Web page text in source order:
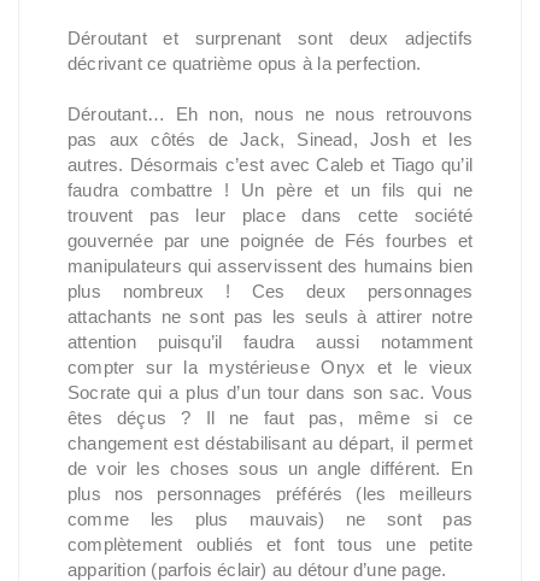
Déroutant et surprenant sont deux adjectifs
décrivant ce quatrième opus à la perfection.
Déroutant… Eh non, nous ne nous retrouvons
pas aux côtés de Jack, Sinead, Josh et les
autres. Désormais c’est avec Caleb et Tiago qu’il
faudra combattre ! Un père et un fils qui ne
trouvent pas leur place dans cette société
gouvernée par une poignée de Fés fourbes et
manipulateurs qui asservissent des humains bien
plus nombreux ! Ces deux personnages
attachants ne sont pas les seuls à attirer notre
attention puisqu’il faudra aussi notamment
compter sur la mystérieuse Onyx et le vieux
Socrate qui a plus d’un tour dans son sac. Vous
êtes déçus ? Il ne faut pas, même si ce
changement est déstabilisant au départ, il permet
de voir les choses sous un angle différent. En
plus nos personnages préférés (les meilleurs
comme les plus mauvais) ne sont pas
complètement oubliés et font tous une petite
apparition (parfois éclair) au détour d’une page.